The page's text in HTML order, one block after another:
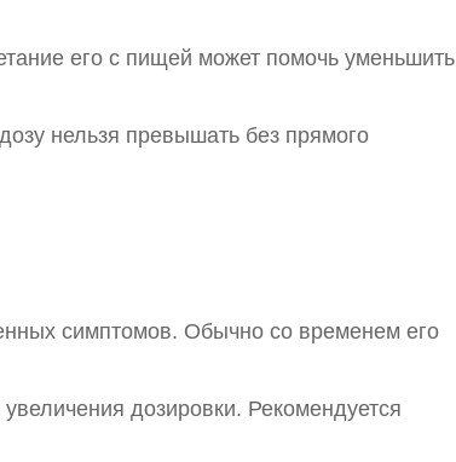
его с пищей может помочь уменьшить
нельзя превышать без прямого
симптомов. Обычно со временем его
дозировки. Рекомендуется